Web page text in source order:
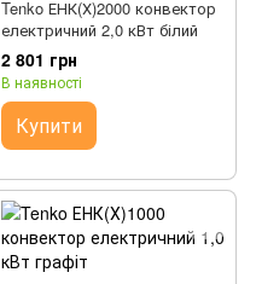
Tenko ЕНК(Х)2000 конвектор
електричний 2,0 кВт білий
2 801 грн
В наявності
Купити